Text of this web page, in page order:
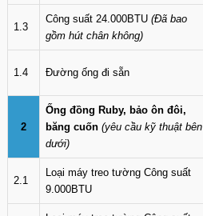
1.3
Công suất 24.000BTU (Đã bao
gồm hút chân không)
1.4 Đường ống đi sẵn
2
Ống đồng Ruby, bảo ôn đôi,
băng cuốn (yêu cầu kỹ thuật bên
dưới)
2.1
Loại máy treo tường Công suất
9.000BTU